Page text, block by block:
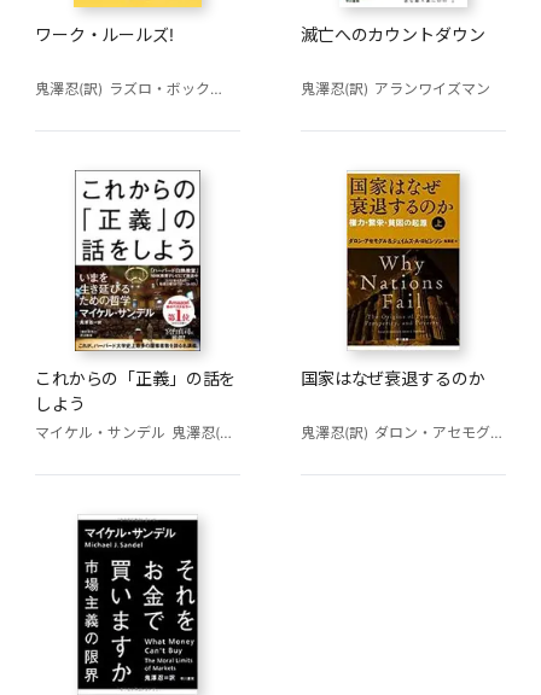
ワーク・ルールズ!
鬼澤忍(訳) ラズロ・ボック 矢羽野薫(訳)
滅亡へのカウントダウン
鬼澤忍(訳) アランワイズマン
これからの「正義」の話を
しよう
マイケル・サンデル 鬼澤忍(訳)
国家はなぜ衰退するのか
鬼澤忍(訳) ダロン・アセモグル